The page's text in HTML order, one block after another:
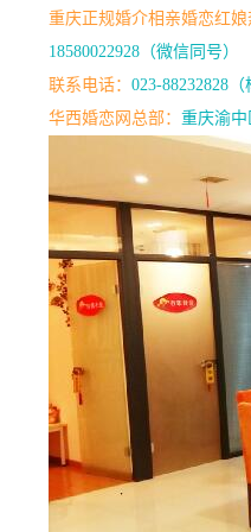
重庆正规婚介相亲婚恋红娘
18580022928（微信同号）
联系电话： 023-88232828（
华西婚恋网总部： 重庆渝中